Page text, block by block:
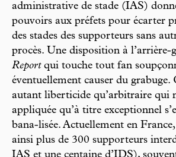
administrative de stade (IAS)
pouvoirs aux préfets pour écarter
des stades des supporteurs sans
procès. Une disposition à
Report qui touche tout fan
éventuellement causer du grabuge.
autant liberticide qu’arbitraire qui
appliquée qu’à titre exceptionnel
bana-lisée. Actuellement en
ainsi plus de 300 supporteurs